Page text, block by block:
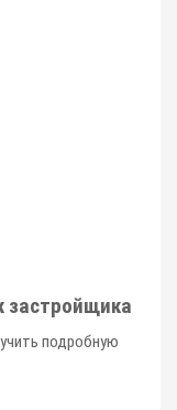
застройщика
подробную